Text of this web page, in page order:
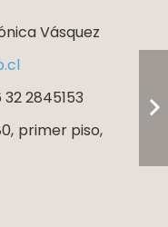
Vásquez
2845153
primer piso,